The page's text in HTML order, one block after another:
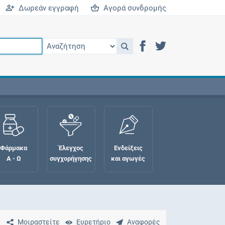
Δωρεάν εγγραφή Αγορά συνδρομής
Φάρμακα
Α - Ω
Έλεγχος
συγχορήγησης
Ενδείξεις
και αγωγές
Μοιραστείτε Ευρετήριο Αναφορές